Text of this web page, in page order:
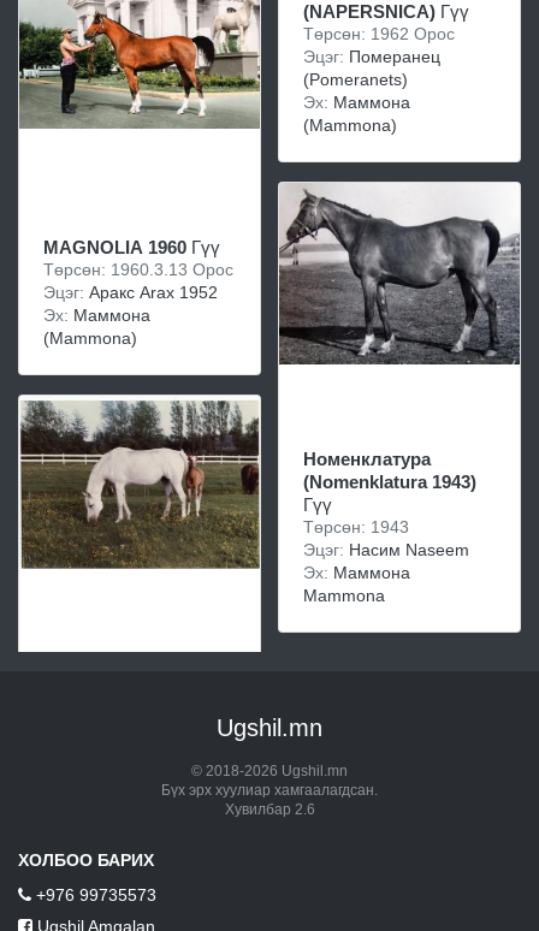
MAGNOLIA 1960 Гүү
Төрсөн: 1960.3.13 Орос
Эцэг: Аракс Arax 1952
Эх: Маммона
(Mammona)
(NAPERSNICA) Гүү
Төрсөн: 1962 Орос
Эцэг: Померанец
(Pomeranets)
Эх: Маммона
(Mammona)
Номенклатура
(Nomenklatura 1943)
Гүү
Төрсөн: 1943
Эцэг: Насим Naseem
Эх: Маммона
Mammona
Ugshil.mn
© 2018-2026 Ugshil.mn
Бүх эрх хуулиар хамгаалагдсан.
Хувилбар 2.6
ХОЛБОО БАРИХ
+976 99735573
Ugshil Amgalan